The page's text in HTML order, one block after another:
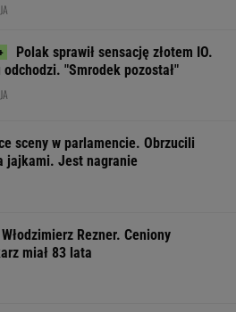
Polak sprawił sensację złotem IO.
odchodzi. "Smrodek pozostał"
sceny w parlamencie. Obrzucili
jajkami. Jest nagranie
Rezner. Ceniony
miał 83 lata